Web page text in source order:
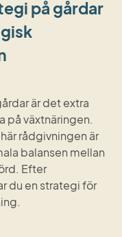
på gårdar
är det extra
på växtnäringen.
rådgivningen är
balansen mellan
Efter
du en strategi för